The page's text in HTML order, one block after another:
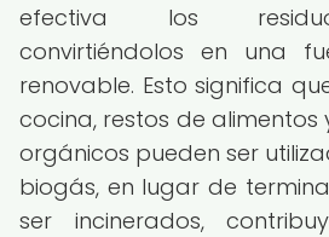
efectiva los
convirtiéndolos en una
renovable. Esto significa
cocina, restos de
orgánicos pueden ser
biogás, en lugar de
ser incinerados,